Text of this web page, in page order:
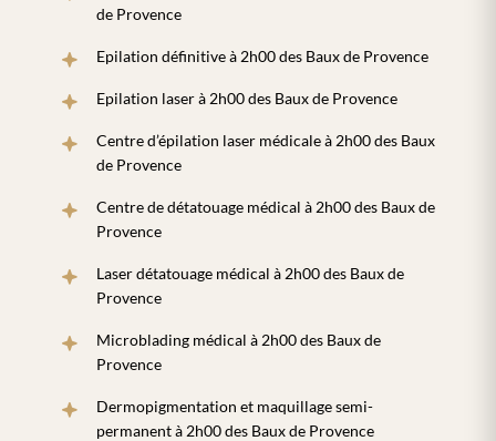
de Provence
Epilation définitive à 2h00 des Baux de Provence
Epilation laser à 2h00 des Baux de Provence
Centre d’épilation laser médicale à 2h00 des Baux
de Provence
Centre de détatouage médical à 2h00 des Baux de
Provence
Laser détatouage médical à 2h00 des Baux de
Provence
Microblading médical à 2h00 des Baux de
Provence
Dermopigmentation et maquillage semi-
permanent à 2h00 des Baux de Provence